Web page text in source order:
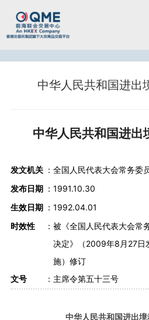
中华人民共和国进出
中华人民共和国进出
发文机关 ： 全国人民代表大会常务委
发布日期 ： 1991.10.30
生效日期 ： 1992.04.01
时效性
： 被《全国人民代表大会常
决定》（2009年8月27
施）修订
文号
： 主席令第五十三号
中华人民共和国进出